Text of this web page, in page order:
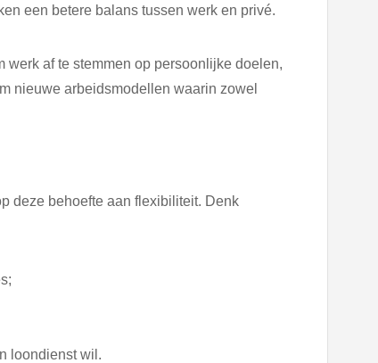
een betere balans tussen werk en privé.
af te stemmen op persoonlijke doelen,
nieuwe arbeidsmodellen waarin zowel
deze behoefte aan flexibiliteit. Denk
loondienst wil.